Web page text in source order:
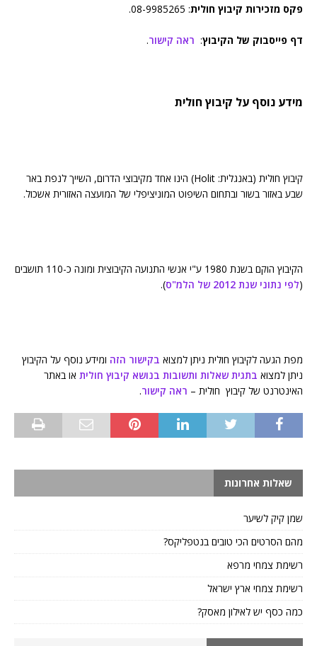
פקס מזכירות קיבוץ חולית: 08-9985265.
דף פייסבוק של הקיבוץ: ראה קישור.
מידע נוסף על קיבוץ חולית
קיבוץ חולית (באנגלית: Holit) הינו אחד מקיבוצי הדרום, השייך לנפת באר
שבע באזור בשור ובתחום השיפוט המוניציפלי של המועצה האזורית אשכול.
הקיבוץ הוקם בשנת 1980 ע"י אנשי התנועה הקיבוצית ומונה כ-110 תושבים
(לפי נתוני שנת 2012 של הלמ"ס ).
מפת הגעה לקיבוץ חולית ניתן למצוא בקישור הזה ומידע נוסף על הקיבוץ
ניתן למצוא בתגית שאלות ותשובות בנושא קיבוץ חולית או באתר
האינטרנט של קיבוץ חולית – ראה קישור.
שאלות אחרונות
שמן קיק לשיער
מהם הסרטים הכי טובים בנטפליקס?
רשימת צמחי מרפא
רשימת צמחי ארץ ישראל
כמה כסף יש לאילון מאסק?